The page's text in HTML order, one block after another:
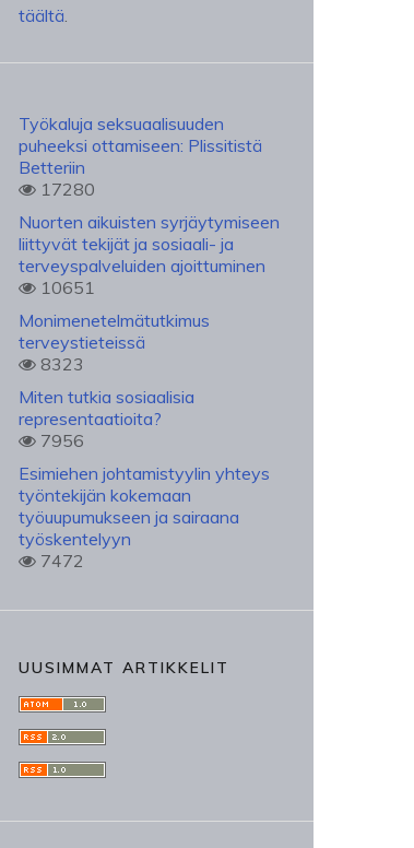
täältä.
Työkaluja seksuaalisuuden
puheeksi ottamiseen: Plissitistä
Betteriin
17280
Nuorten aikuisten syrjäytymiseen
liittyvät tekijät ja sosiaali- ja
terveyspalveluiden ajoittuminen
10651
Monimenetelmätutkimus
terveystieteissä
8323
Miten tutkia sosiaalisia
representaatioita?
7956
Esimiehen johtamistyylin yhteys
työntekijän kokemaan
työuupumukseen ja sairaana
työskentelyyn
7472
UUSIMMAT ARTIKKELIT